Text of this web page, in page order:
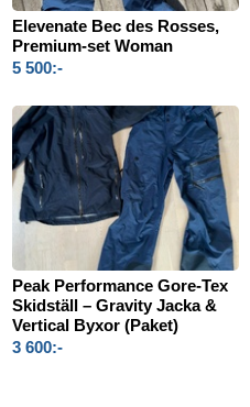
Elevenate Bec des Rosses,
Premium-set Woman
5 500:-
Peak Performance Gore-Tex
Skidställ – Gravity Jacka &
Vertical Byxor (Paket)
3 600:-